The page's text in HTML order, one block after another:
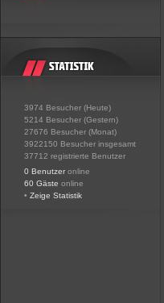
3974 Besucher (Heute)
5214 Besucher (Gestern)
27676 Besucher (Monat)
3922150 Besucher insgesamt
37712 registrierte Benutzer
0 Benutzer online
60 Gäste online
• Zeige Statistik